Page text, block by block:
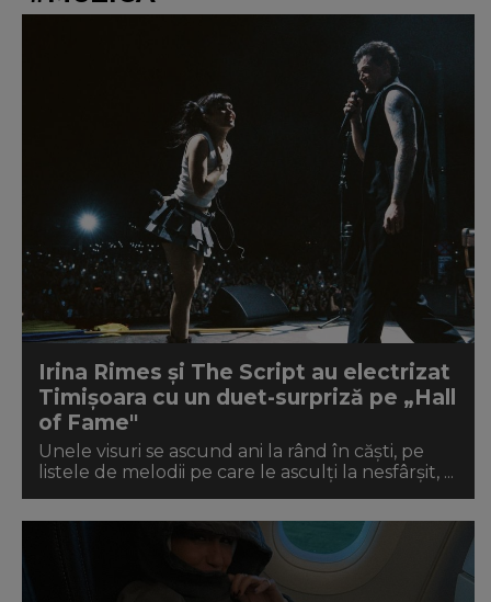
Irina Rimes și The Script au electrizat
Timișoara cu un duet-surpriză pe „Hall
of Fame"
Unele visuri se ascund ani la rând în căști, pe
listele de melodii pe care le asculți la nesfârșit, ...